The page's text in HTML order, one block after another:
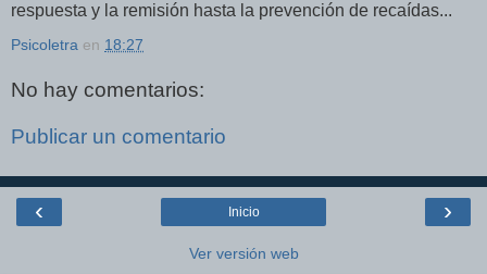
respuesta y la remisión hasta la prevención de recaídas...
Psicoletra en 18:27
No hay comentarios:
Publicar un comentario
‹ ›
Inicio
Ver versión web